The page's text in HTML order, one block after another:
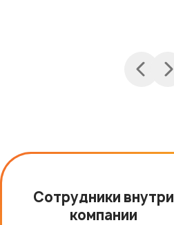
Сотрудники внутри
компании